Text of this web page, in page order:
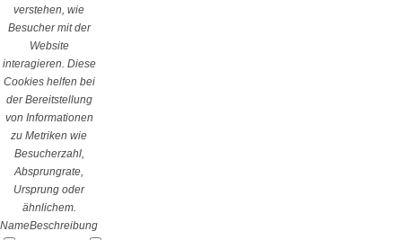
verstehen, wie
Besucher mit der
Website
interagieren. Diese
Cookies helfen bei
der Bereitstellung
von Informationen
zu Metriken wie
Besucherzahl,
Absprungrate,
Ursprung oder
ähnlichem.
NameBeschreibung